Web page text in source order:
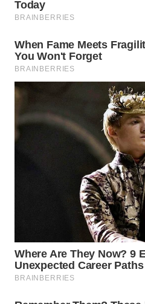
KARO
SIMALUNGUN
WN
WN
TEBING
TINGGI